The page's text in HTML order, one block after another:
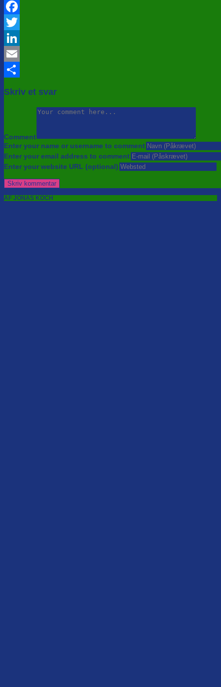
Facebook
Twitter
LinkedIn
Email
Skriv et svar
Comment
Enter your name or username to comment
Enter your email address to comment
Enter your website URL (optional)
AF JONAS KOCH